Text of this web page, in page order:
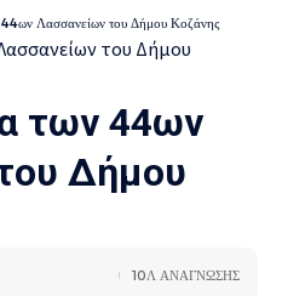
Λασσανείων του Δήμου Κοζάνης
των 44ων
Δήμου
10Λ ΑΝΑΓΝΩΣΗΣ